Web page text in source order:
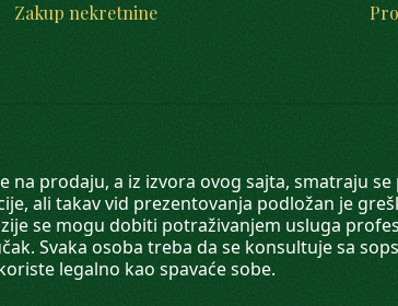
na prodaju, a iz izvora ovog sajta, smatraju
ali takav vid prezentovanja podložan je
se mogu dobiti potraživanjem usluga
Svaka osoba treba da se konsultuje sa
legalno kao spavaće sobe.
Zakup nekretnine